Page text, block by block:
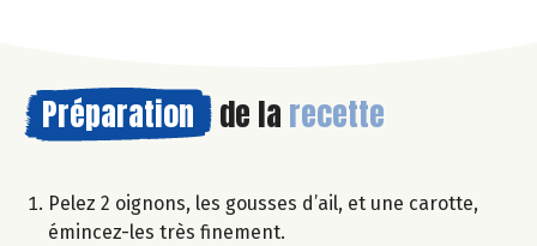
Préparation de la recette
Pelez 2 oignons, les gousses d’ail, et une carotte,
émincez-les très finement.